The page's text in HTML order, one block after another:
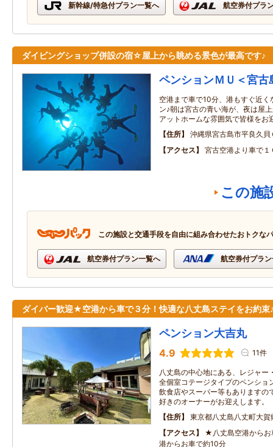
新幹線/特急付プラン一覧へ 航空券付プラ
ダイビングショップ併設の宿☆屋上から眺める景色が最高です♪
ペンションＭＵ＜宮古
空港まで車で10分、港もすぐ近
ン♪朝は宮古の青い海が、夜は屋
アットホームな雰囲気で皆様をお
住所
沖縄県宮古島市平良久貝
アクセス
宮古空港より車で１
この施
この施設と交通手段を自由に組み合わせたおトクな
航空券付プラン一覧へ 航空券付プラ
ダイバー歓迎★空港から車で３分！快適な八丈島ステイをお約束
ペンション大吉丸
4.9 11件
八丈島の中心地にある、レジャー
全個室コテージタイプのペンショ
飲食店やスーパー等もありますの
好きのオーナーがお迎えします。
住所
東京都八丈島八丈町大
アクセス
★八丈島空港から
港からお車で約10分